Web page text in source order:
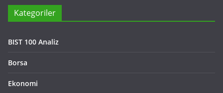
Kategoriler
BIST 100 Analiz
Borsa
Ekonomi